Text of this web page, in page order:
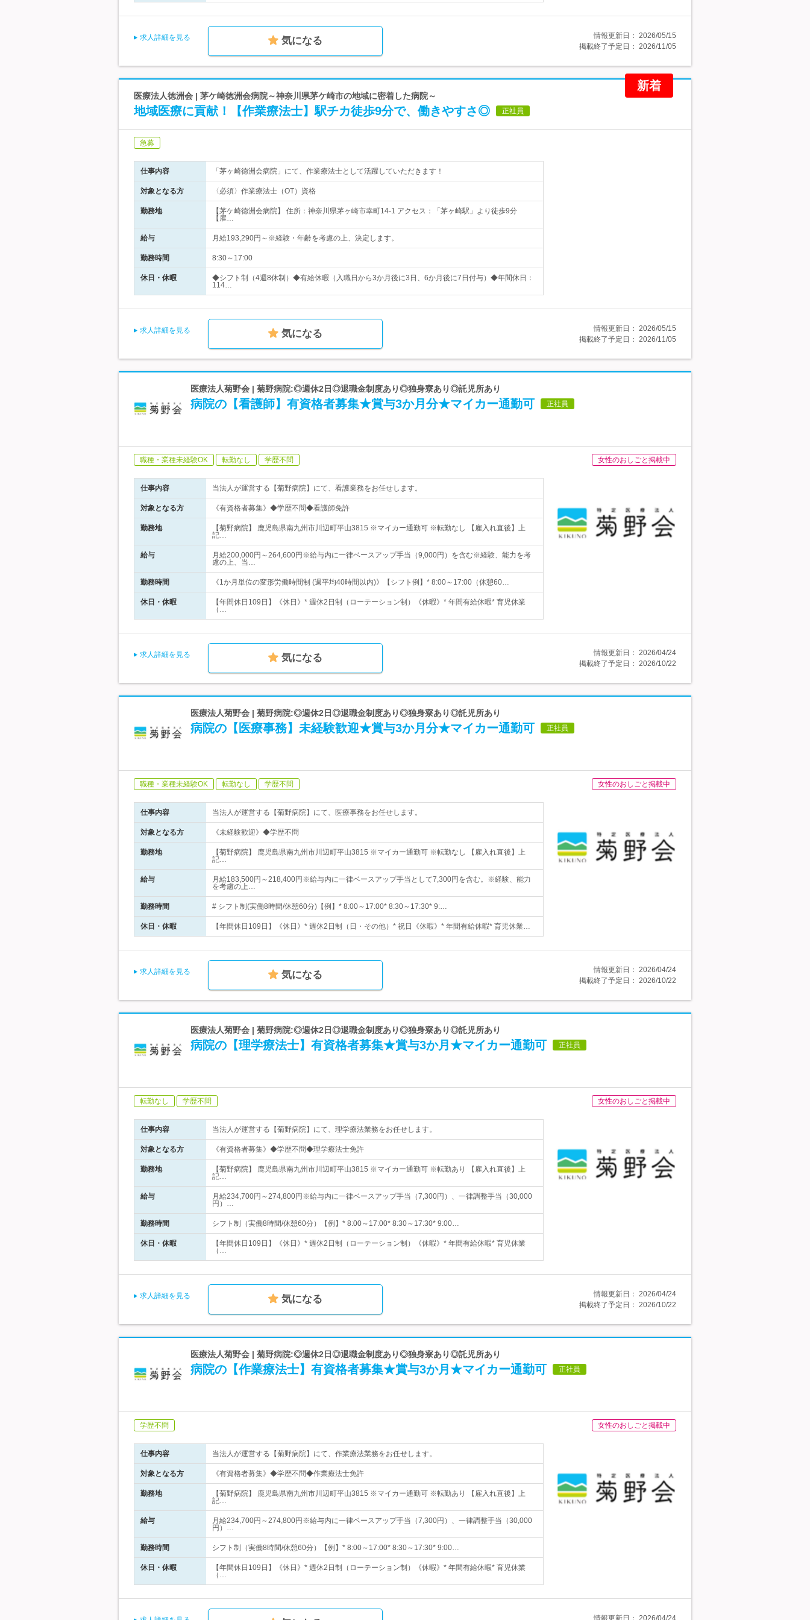
求人詳細を見る 気になる 情報更新日： 2026/05/15
掲載終了予定日： 2026/11/05
新着
医療法人徳洲会 | 茅ケ崎徳洲会病院～神奈川県茅ケ崎市の地域に密着した病院～
地域医療に貢献！【作業療法士】駅チカ徒歩9分で、働きやすさ◎ 正社員
急募
仕事内容 「茅ヶ崎徳洲会病院」にて、作業療法士として活躍していただきます！
対象となる方 〈必須〉作業療法士（OT）資格
勤務地
【茅ケ崎徳洲会病院】 住所：神奈川県茅ヶ崎市幸町14-1 アクセス：「茅ヶ崎駅」より徒歩9分
【雇…
給与 月給193,290円～※経験・年齢を考慮の上、決定します。
勤務時間 8:30～17:00
休日・休暇
◆シフト制（4週8休制）◆有給休暇（入職日から3か月後に3日、6か月後に7日付与）◆年間休日：
114…
求人詳細を見る 気になる 情報更新日： 2026/05/15
掲載終了予定日： 2026/11/05
医療法人菊野会 | 菊野病院:◎週休2日◎退職金制度あり◎独身寮あり◎託児所あり
病院の【看護師】有資格者募集★賞与3か月分★マイカー通勤可 正社員
職種・業種未経験OK 転勤なし 学歴不問 女性のおしごと掲載中
仕事内容 当法人が運営する【菊野病院】にて、看護業務をお任せします。
対象となる方 《有資格者募集》◆学歴不問◆看護師免許
勤務地
【菊野病院】 鹿児島県南九州市川辺町平山3815 ※マイカー通勤可 ※転勤なし 【雇入れ直後】上
記…
給与
月給200,000円～264,600円※給与内に一律ベースアップ手当（9,000円）を含む※経験、能力を考
慮の上、当…
勤務時間 《1か月単位の変形労働時間制 (週平均40時間以内)》【シフト例】* 8:00～17:00（休憩60…
休日・休暇
【年間休日109日】《休日》* 週休2日制（ローテーション制）《休暇》* 年間有給休暇* 育児休業
（…
求人詳細を見る 気になる 情報更新日： 2026/04/24
掲載終了予定日： 2026/10/22
医療法人菊野会 | 菊野病院:◎週休2日◎退職金制度あり◎独身寮あり◎託児所あり
病院の【医療事務】未経験歓迎★賞与3か月分★マイカー通勤可 正社員
職種・業種未経験OK 転勤なし 学歴不問 女性のおしごと掲載中
仕事内容 当法人が運営する【菊野病院】にて、医療事務をお任せします。
対象となる方 《未経験歓迎》◆学歴不問
勤務地
【菊野病院】 鹿児島県南九州市川辺町平山3815 ※マイカー通勤可 ※転勤なし 【雇入れ直後】上
記…
給与
月給183,500円～218,400円※給与内に一律ベースアップ手当として7,300円を含む。※経験、能力
を考慮の上…
勤務時間 # シフト制(実働8時間/休憩60分)【例】* 8:00～17:00* 8:30～17:30* 9:…
休日・休暇 【年間休日109日】《休日》* 週休2日制（日・その他）* 祝日《休暇》* 年間有給休暇* 育児休業…
求人詳細を見る 気になる 情報更新日： 2026/04/24
掲載終了予定日： 2026/10/22
医療法人菊野会 | 菊野病院:◎週休2日◎退職金制度あり◎独身寮あり◎託児所あり
病院の【理学療法士】有資格者募集★賞与3か月★マイカー通勤可 正社員
転勤なし 学歴不問 女性のおしごと掲載中
仕事内容 当法人が運営する【菊野病院】にて、理学療法業務をお任せします。
対象となる方 《有資格者募集》◆学歴不問◆理学療法士免許
勤務地
【菊野病院】 鹿児島県南九州市川辺町平山3815 ※マイカー通勤可 ※転勤あり 【雇入れ直後】上
記…
給与
月給234,700円～274,800円※給与内に一律ベースアップ手当（7,300円）、一律調整手当（30,000
円）…
勤務時間 シフト制（実働8時間/休憩60分）【例】* 8:00～17:00* 8:30～17:30* 9:00…
休日・休暇
【年間休日109日】《休日》* 週休2日制（ローテーション制）《休暇》* 年間有給休暇* 育児休業
（…
求人詳細を見る 気になる 情報更新日： 2026/04/24
掲載終了予定日： 2026/10/22
医療法人菊野会 | 菊野病院:◎週休2日◎退職金制度あり◎独身寮あり◎託児所あり
病院の【作業療法士】有資格者募集★賞与3か月★マイカー通勤可 正社員
学歴不問 女性のおしごと掲載中
仕事内容 当法人が運営する【菊野病院】にて、作業療法業務をお任せします。
対象となる方 《有資格者募集》◆学歴不問◆作業療法士免許
勤務地
【菊野病院】 鹿児島県南九州市川辺町平山3815 ※マイカー通勤可 ※転勤あり 【雇入れ直後】上
記…
給与
月給234,700円～274,800円※給与内に一律ベースアップ手当（7,300円）、一律調整手当（30,000
円）…
勤務時間 シフト制（実働8時間/休憩60分）【例】* 8:00～17:00* 8:30～17:30* 9:00…
休日・休暇
【年間休日109日】《休日》* 週休2日制（ローテーション制）《休暇》* 年間有給休暇* 育児休業
（…
情報更新日： 2026/04/24